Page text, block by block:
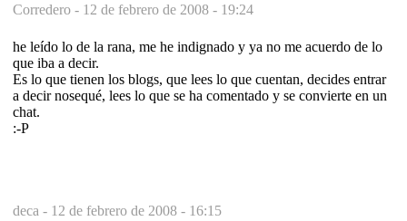
Corredero - 12 de febrero de 2008 - 19:24
he leído lo de la rana, me he indignado y ya no me acuerdo de lo
que iba a decir.
Es lo que tienen los blogs, que lees lo que cuentan, decides entrar
a decir nosequé, lees lo que se ha comentado y se convierte en un
chat.
:-P
deca - 12 de febrero de 2008 - 16:15